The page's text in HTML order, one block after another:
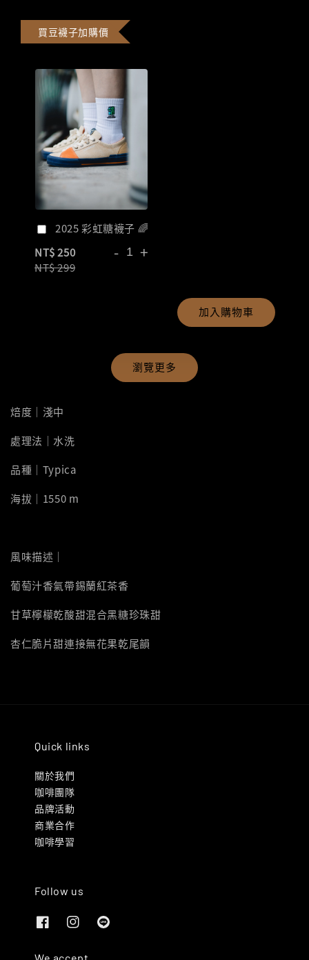
買豆襪子加購價
2025 彩虹糖襪子 🌈
NT$ 250
NT$ 299
- +
加入購物車
瀏覽更多
焙度｜淺中
處理法｜水洗
品種｜Typica
海拔｜1550 m
風味描述｜
葡萄汁香氣帶錫蘭紅茶香
甘草檸檬乾酸甜混合黑糖珍珠甜
杏仁脆片甜連接無花果乾尾韻
Quick links
關於我們
咖啡團隊
品牌活動
商業合作
咖啡學習
Follow us
We accept